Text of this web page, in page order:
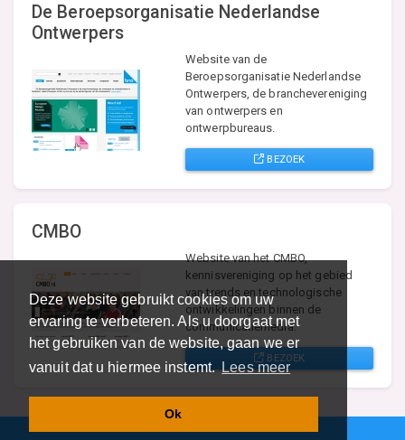
Deze website gebruikt cookies om uw
ervaring te verbeteren. Als u doorgaat met
het gebruiken van de website, gaan we er
vanuit dat u hiermee instemt.Lees meer
Ok
De Beroepsorganisatie Nederlandse
Ontwerpers
Website van de
Beroepsorganisatie Nederlandse
Ontwerpers, de branchevereniging
van ontwerpers en
ontwerpbureaus.
BEZOEK
CMBO
Website van het CMBO,
kennisvereniging op het gebied
van trends en technologische
ontwikkelingen binnen de
communicatiemedia.
BEZOEK